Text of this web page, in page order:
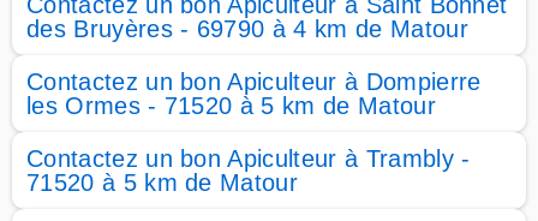
des Bruyères - 69790 à 4 km de Matour
Contactez un bon Apiculteur à Dompierre
les Ormes - 71520 à 5 km de Matour
Contactez un bon Apiculteur à Trambly -
71520 à 5 km de Matour